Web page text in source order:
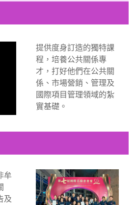
提供度身訂造的獨特課
程，培養公共關係專
才，打好他們在公共關
係、市場營銷、管理及
國際項目管理領域的紮
實基礎。
牟
及